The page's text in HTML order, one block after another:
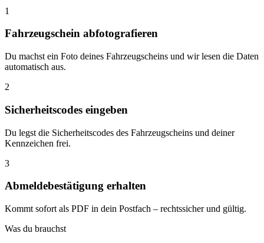
1
Fahrzeugschein abfotografieren
Du machst ein Foto deines Fahrzeugscheins und wir lesen die Daten
automatisch aus.
2
Sicherheitscodes eingeben
Du legst die Sicherheitscodes des Fahrzeugscheins und deiner
Kennzeichen frei.
3
Abmeldebestätigung erhalten
Kommt sofort als PDF in dein Postfach – rechtssicher und gültig.
Was du brauchst